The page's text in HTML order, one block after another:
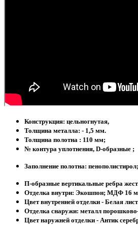
Конструкция: цельногнутая,
Толщина металла: - 1,5 мм.
Толщина полотна : 110 мм;
№ контура уплотнения, D-образные ;
Заполнение полотна: пенополистирол;
П-образные вертикальные ребра
Отделка внутри: Экошпон; МДФ 16
Цвет внутренней отделки - Белая
Отделка снаружи: металл
Цвет наружней отделки - Антик